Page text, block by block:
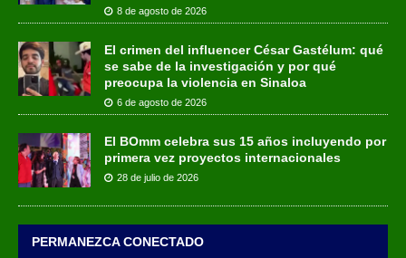
8 de agosto de 2026
El crimen del influencer César Gastélum: qué
se sabe de la investigación y por qué
preocupa la violencia en Sinaloa
6 de agosto de 2026
El BOmm celebra sus 15 años incluyendo por
primera vez proyectos internacionales
28 de julio de 2026
PERMANEZCA CONECTADO